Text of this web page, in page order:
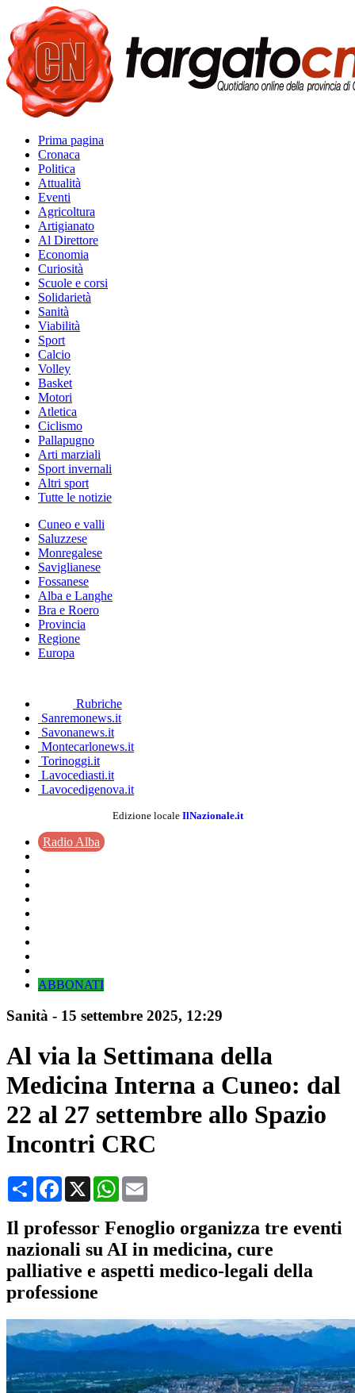
Prima pagina
Cronaca
Politica
Attualità
Eventi
Agricoltura
Artigianato
Al Direttore
Economia
Curiosità
Scuole e corsi
Solidarietà
Sanità
Viabilità
Sport
Calcio
Volley
Basket
Motori
Atletica
Ciclismo
Pallapugno
Arti marziali
Sport invernali
Altri sport
Tutte le notizie
Cuneo e valli
Saluzzese
Monregalese
Saviglianese
Fossanese
Alba e Langhe
Bra e Roero
Provincia
Regione
Europa
Rubriche
Sanremonews.it
Savonanews.it
Montecarlonews.it
Torinoggi.it
Lavocediasti.it
Lavocedigenova.it
Edizione locale IlNazionale.it
Radio Alba
ABBONATI
Sanità - 15 settembre 2025, 12:29
Al via la Settimana della
Medicina Interna a Cuneo: dal
22 al 27 settembre allo Spazio
Incontri CRC
CondividiFacebook
X WhatsApp
Il professor Fenoglio organizza tre eventi
nazionali su AI in medicina, cure
palliative e aspetti medico-legali della
professione